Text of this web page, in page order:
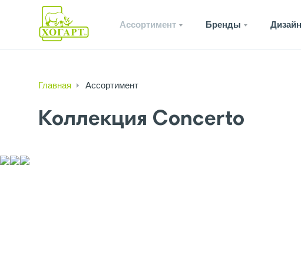
Ассортимент Бренды
Главная Ассортимент
Коллекция Concerto